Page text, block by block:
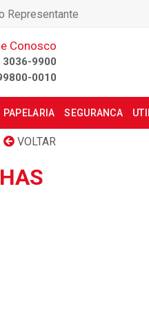
Representante
Conosco
3036-9900
0010
PAPELARIA SEGURANCA
VOLTAR